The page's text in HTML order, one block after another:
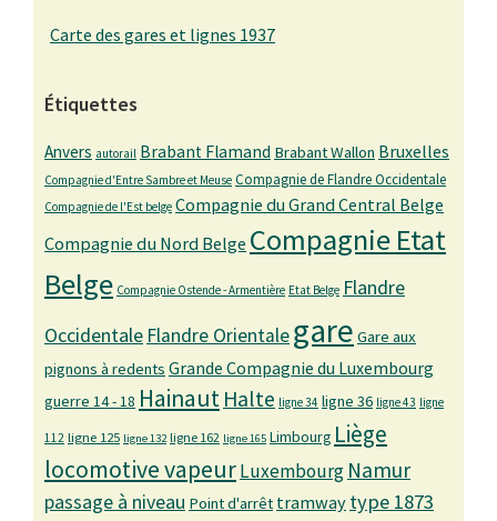
Carte des gares et lignes 1937
Étiquettes
Anvers autorail Brabant Flamand Brabant Wallon Bruxelles
Compagnie d'Entre Sambre et Meuse Compagnie de Flandre Occidentale
Compagnie de l'Est belge Compagnie du Grand Central Belge
Compagnie du Nord Belge Compagnie Etat
Belge Compagnie Ostende - Armentière Etat Belge Flandre
Occidentale Flandre Orientalegare Gare aux
pignons à redents Grande Compagnie du Luxembourg
guerre 14 - 18 Hainaut Halte ligne 34 ligne 36 ligne 43 ligne
112 ligne 125 ligne 132 ligne 162 ligne 165 Limbourg Liège
locomotive vapeurLuxembourg Namur
passage à niveau Point d'arrêt tramway type 1873